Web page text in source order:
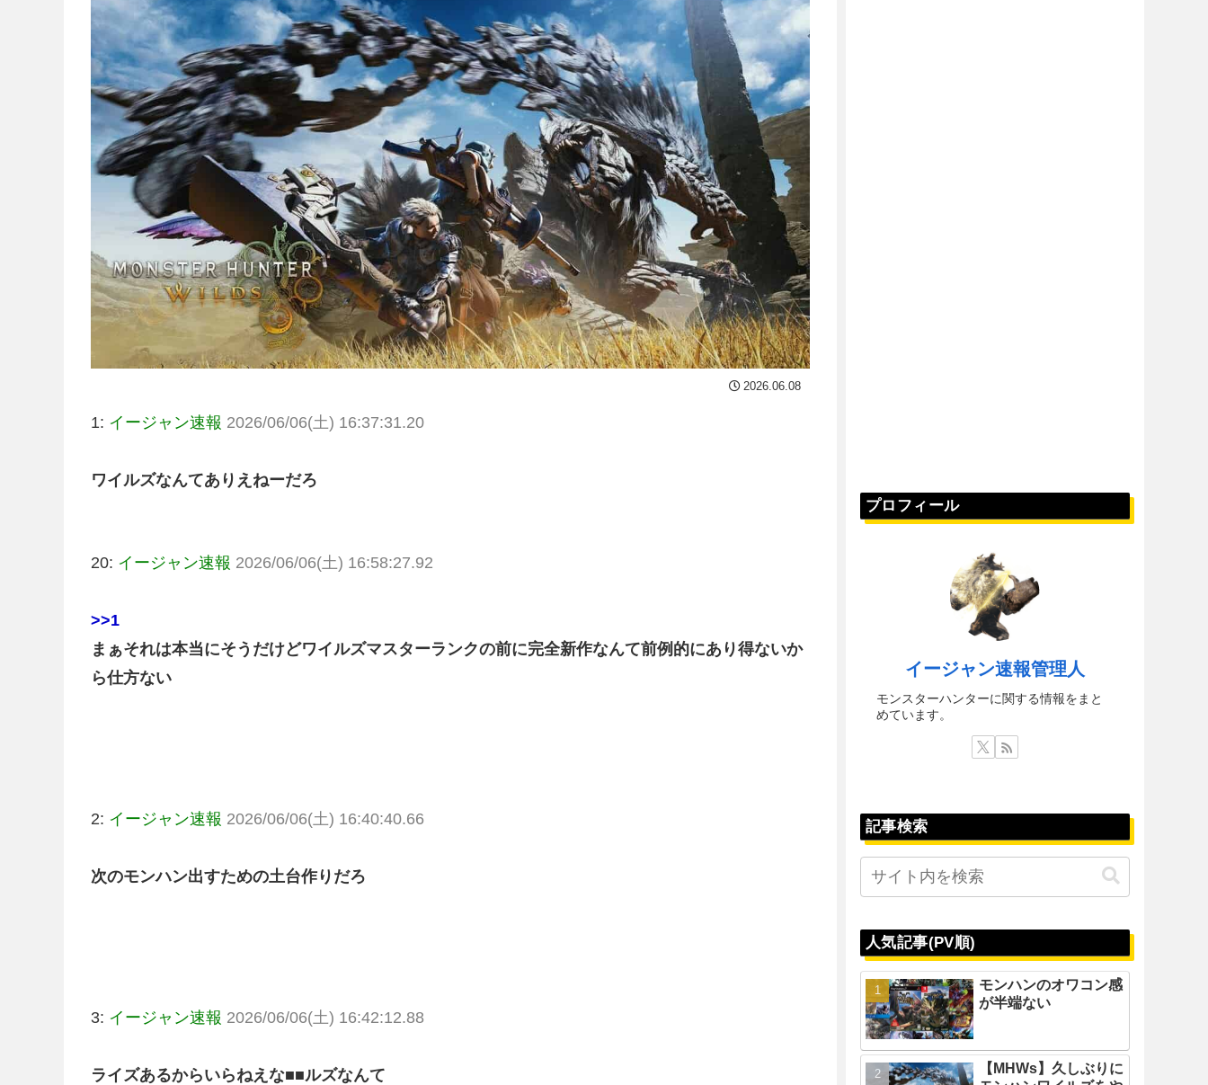
2026.06.08
1: イージャン速報 2026/06/06(土) 16:37:31.20
ワイルズなんてありえねーだろ
20: イージャン速報 2026/06/06(土) 16:58:27.92
>>1
まぁそれは本当にそうだけどワイルズマスターランクの前に完全新作なんて前例的にあり得ないか
ら仕方ない
2: イージャン速報 2026/06/06(土) 16:40:40.66
次のモンハン出すための土台作りだろ
3: イージャン速報 2026/06/06(土) 16:42:12.88
ライズあるからいらねえな■■ルズなんて
プロフィール
イージャン速報管理人
モンスターハンターに関する情報をまと
めています。
記事検索
人気記事(PV順)
モンハンのオワコン感
が半端ない
【MHWs】久しぶりに